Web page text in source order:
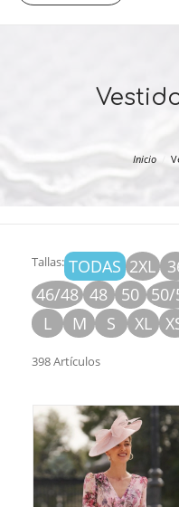
Inicio
Tallas: TODAS 2XL
46/48 48 50 50/
L
M S XL
398 Artículos